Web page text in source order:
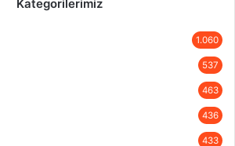
Kategorilerimiz
1.060
537
463
436
433